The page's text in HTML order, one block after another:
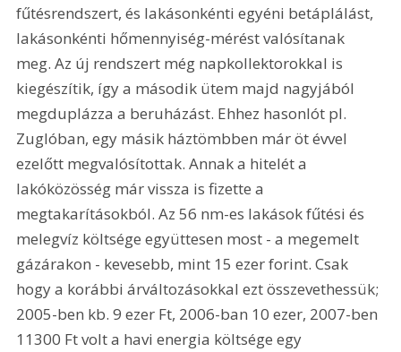
fűtésrendszert, és lakásonkénti egyéni betáplálást,
lakásonkénti hőmennyiség-mérést valósítanak
meg. Az új rendszert még napkollektorokkal is
kiegészítik, így a második ütem majd nagyjából
megduplázza a beruházást. Ehhez hasonlót pl.
Zuglóban, egy másik háztömbben már öt évvel
ezelőtt megvalósítottak. Annak a hitelét a
lakóközösség már vissza is fizette a
megtakarításokból. Az 56 nm-es lakások fűtési és
melegvíz költsége együttesen most - a megemelt
gázárakon - kevesebb, mint 15 ezer forint. Csak
hogy a korábbi árváltozásokkal ezt összevethessük;
2005-ben kb. 9 ezer Ft, 2006-ban 10 ezer, 2007-ben
11300 Ft volt a havi energia költsége egy